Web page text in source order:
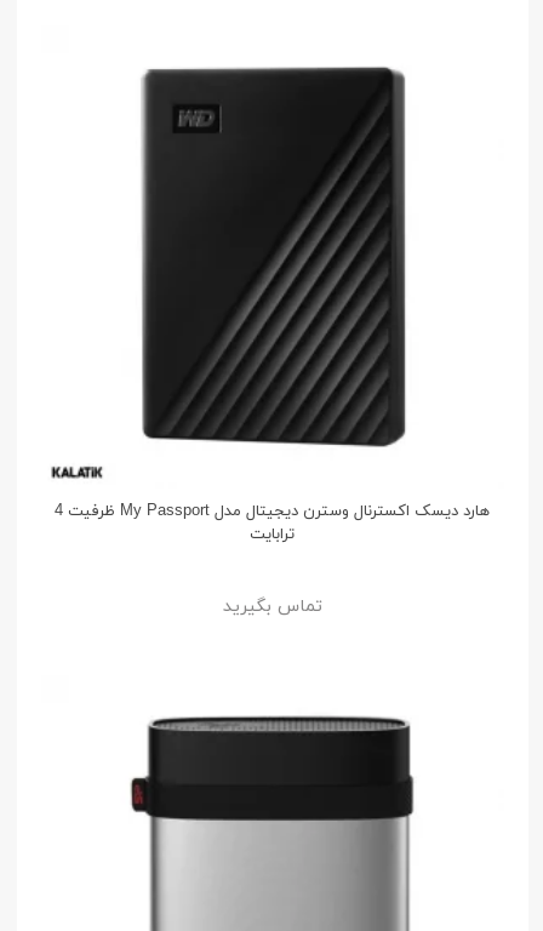
هارد دیسک اکسترنال وسترن دیجیتال مدل My Passport ظرفیت 4
ترابایت
تماس بگیرید